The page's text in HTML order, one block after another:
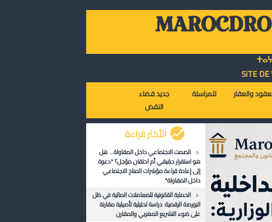
جديد قضاء
النقض
للمراسلة والعقار
الأكثر قراءة
الصمت الاجتماعي داخل المقاولة... هل
هو استقرار حقيقي أم احتقان مؤجل؟ "دعوة
إلى إعادة قراءة مؤشرات المناخ الاجتماعي
داخل المقاولة"
الحماية القانونية للمعاملات المالية في ظل
البورصة الرقمية: دراسة تحليلية تأصيلية مقارنة
على ضوء التشريع المغربي والمقارن